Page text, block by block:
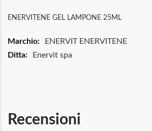
ENERVITENE GEL LAMPONE 25ML
Maggiori
ENERVIT ENERVITENE
Enervit spa
Recensioni